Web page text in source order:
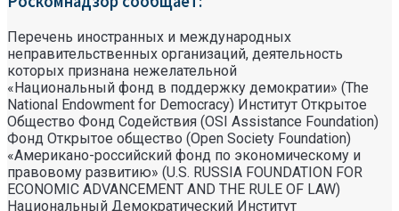
Перечень иностранных и международных
неправительственных организаций, деятельность
которых признана нежелательной
«Национальный фонд в поддержку демократии» (The
National Endowment for Democracy) Институт Открытое
Общество Фонд Содействия (OSI Assistance Foundation)
Фонд Открытое общество (Open Society Foundation)
«Американо-российский фонд по экономическому и
правовому развитию» (U.S. RUSSIA FOUNDATION FOR
ECONOMIC ADVANCEMENT AND THE RULE OF LAW)
Национальный Демократический Институт